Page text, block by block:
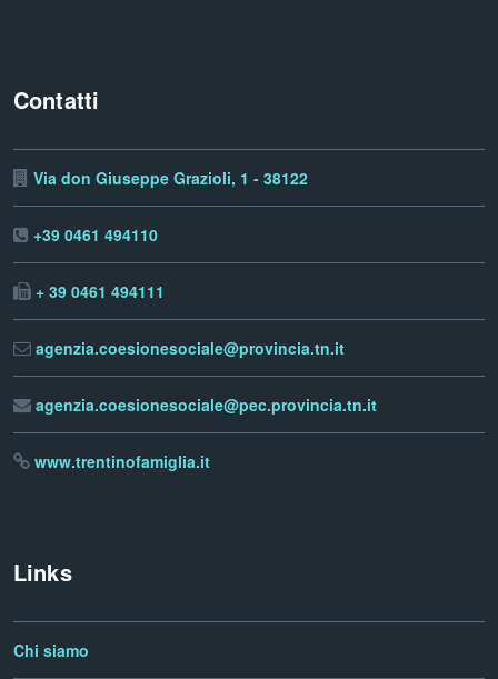
Contatti
Via don Giuseppe Grazioli, 1 - 38122
+39 0461 494110
+ 39 0461 494111
agenzia.coesionesociale@provincia.tn.it
agenzia.coesionesociale@pec.provincia.tn.it
www.trentinofamiglia.it
Links
Chi siamo